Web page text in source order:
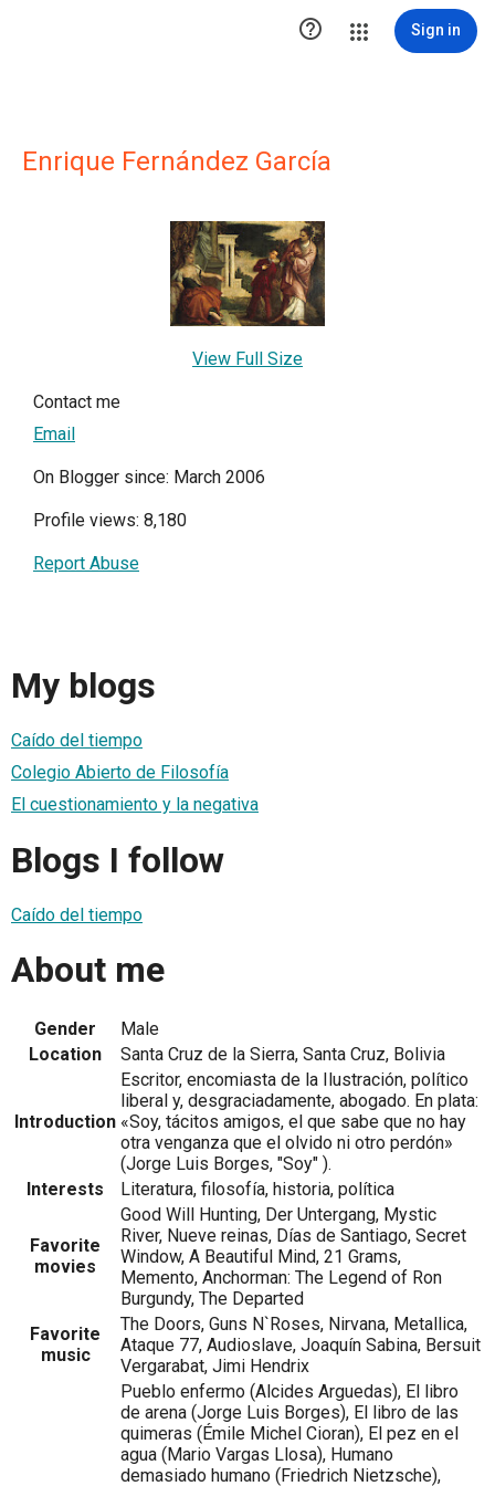
 Sign in
Enrique Fernández García
View Full Size
Contact me
Email
On Blogger since: March 2006
Profile views: 8,180
Report Abuse
My blogs
Caído del tiempo
Colegio Abierto de Filosofía
El cuestionamiento y la negativa
Blogs I follow
Caído del tiempo
About me
Gender
Male
Location
Santa Cruz de la Sierra, Santa Cruz, Bolivia
Introduction
Escritor, encomiasta de la Ilustración, político
liberal y, desgraciadamente, abogado. En plata:
«Soy, tácitos amigos, el que sabe que no hay
otra venganza que el olvido ni otro perdón»
(Jorge Luis Borges, "Soy" ).
Interests
Literatura, filosofía, historia, política
Favorite
movies
Good Will Hunting, Der Untergang, Mystic
River, Nueve reinas, Días de Santiago, Secret
Window, A Beautiful Mind, 21 Grams,
Memento, Anchorman: The Legend of Ron
Burgundy, The Departed
Favorite
music
The Doors, Guns N`Roses, Nirvana, Metallica,
Ataque 77, Audioslave, Joaquín Sabina, Bersuit
Vergarabat, Jimi Hendrix
Pueblo enfermo (Alcides Arguedas), El libro
de arena (Jorge Luis Borges), El libro de las
quimeras (Émile Michel Cioran), El pez en el
agua (Mario Vargas Llosa), Humano
demasiado humano (Friedrich Nietzsche),